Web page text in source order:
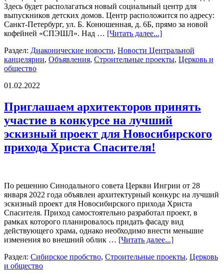
Здесь будет располагаться новый социальный центр для
выпускников детских домов. Центр расположится по адресу:
Санкт-Петербург, ул. Б. Конюшенная, д. 6Б, прямо за новой
кофейней «СПЭШЛ». Над … [Читать далее...]
Раздел: Диаконические новости, Новости Центральной
канцелярии, Объявления, Строительные проекты, Церковь и
общество
01.02.2022
Приглашаем архитекторов принять
участие в конкурсе на лучший
эскизный проект для Новосибирского
прихода Христа Спасителя!
По решению Синодального совета Церкви Ингрии от 28
января 2022 года объявлен архитектурный конкурс на лучший
эскизный проект для Новосибирского прихода Христа
Спасителя. Приход самостоятельно разработал проект, в
рамках которого планировалось придать фасаду вид
действующего храма, однако необходимо внести меньшие
изменения во внешний облик … [Читать далее...]
Раздел: Сибирское пробство, Строительные проекты, Церковь
и общество